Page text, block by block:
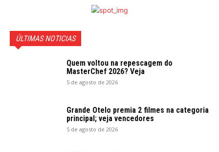
ÚLTIMAS NOTICIAS
Quem voltou na repescagem do
MasterChef 2026? Veja
5 de agosto de 2026
Grande Otelo premia 2 filmes na categoria
principal; veja vencedores
5 de agosto de 2026